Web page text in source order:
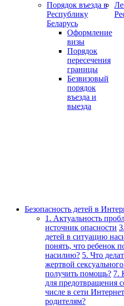
Порядок въезда в
Республику
Беларусь
Оформление
визы
Порядок
пересечения
границы
Безвизовый
порядок
въезда и
выезда
Безопасность детей в
1. Актуальность
источник опасности
детей в ситуацию
понять, что ребенок
насилию? 5. Что
жертвой
получить помощь? 7.
для предотвращения
числе в сети
родителям?